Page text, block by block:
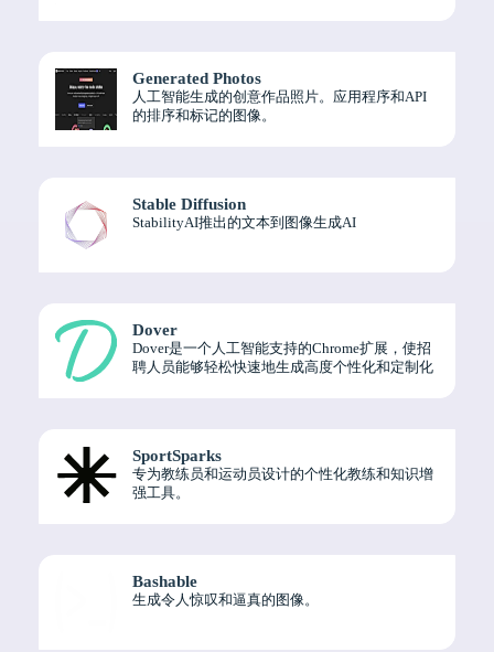
Generated Photos
人工智能生成的创意作品照片。应用程序和API
的排序和标记的图像。
Stable Diffusion
StabilityAI推出的文本到图像生成AI
Dover
Dover是一个人工智能支持的Chrome扩展，使招
聘人员能够轻松快速地生成高度个性化和定制化
SportSparks
专为教练员和运动员设计的个性化教练和知识增
强工具。
Bashable
生成令人惊叹和逼真的图像。